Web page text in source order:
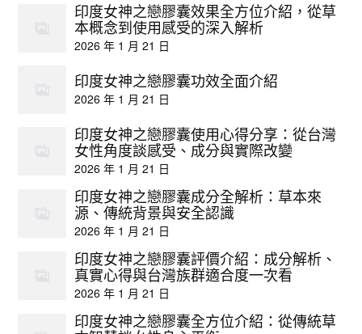
印度女神之戀膠囊效果全方位介紹，從草
本概念到使用感受的深入解析
2026 年 1 月 21 日
印度女神之戀膠囊功效全面介紹
2026 年 1 月 21 日
印度女神之戀膠囊使用心得分享：從台灣
女性角度談感受、成分與實際改變
2026 年 1 月 21 日
印度女神之戀膠囊成分全解析：草本來
源、傳統背景與安全認識
2026 年 1 月 21 日
印度女神之戀膠囊評價介紹：成分解析、
真實心得與台灣族群適合度一次看
2026 年 1 月 21 日
印度女神之戀膠囊全方位介紹：從傳統草